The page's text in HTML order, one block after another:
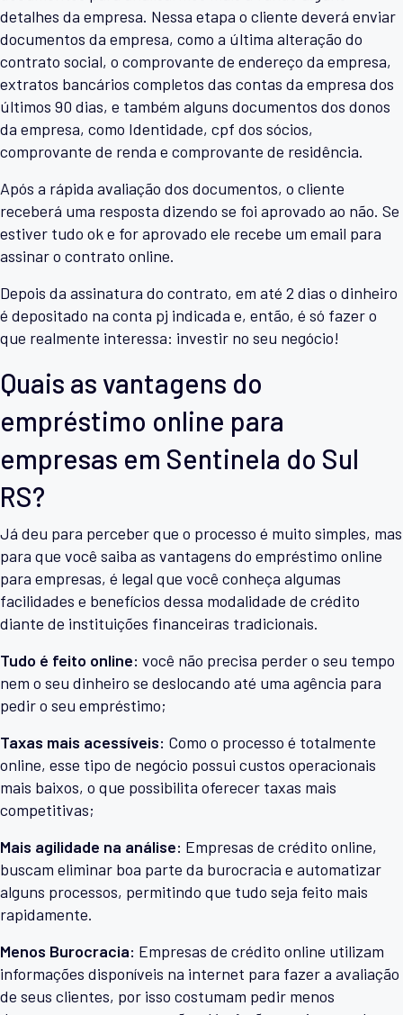
detalhes da empresa. Nessa etapa o cliente deverá enviar
documentos da empresa, como a última alteração do
contrato social, o comprovante de endereço da empresa,
extratos bancários completos das contas da empresa dos
últimos 90 dias, e também alguns documentos dos donos
da empresa, como Identidade, cpf dos sócios,
comprovante de renda e comprovante de residência.
Após a rápida avaliação dos documentos, o cliente
receberá uma resposta dizendo se foi aprovado ao não. Se
estiver tudo ok e for aprovado ele recebe um email para
assinar o contrato online.
Depois da assinatura do contrato, em até 2 dias o dinheiro
é depositado na conta pj indicada e, então, é só fazer o
que realmente interessa: investir no seu negócio!
Quais as vantagens do
empréstimo online para
empresas em Sentinela do Sul
RS?
Já deu para perceber que o processo é muito simples, mas
para que você saiba as vantagens do empréstimo online
para empresas, é legal que você conheça algumas
facilidades e benefícios dessa modalidade de crédito
diante de instituições financeiras tradicionais.
Tudo é feito online: você não precisa perder o seu tempo
nem o seu dinheiro se deslocando até uma agência para
pedir o seu empréstimo;
Taxas mais acessíveis: Como o processo é totalmente
online, esse tipo de negócio possui custos operacionais
mais baixos, o que possibilita oferecer taxas mais
competitivas;
Mais agilidade na análise: Empresas de crédito online,
buscam eliminar boa parte da burocracia e automatizar
alguns processos, permitindo que tudo seja feito mais
rapidamente.
Menos Burocracia: Empresas de crédito online utilizam
informações disponíveis na internet para fazer a avaliação
de seus clientes, por isso costumam pedir menos